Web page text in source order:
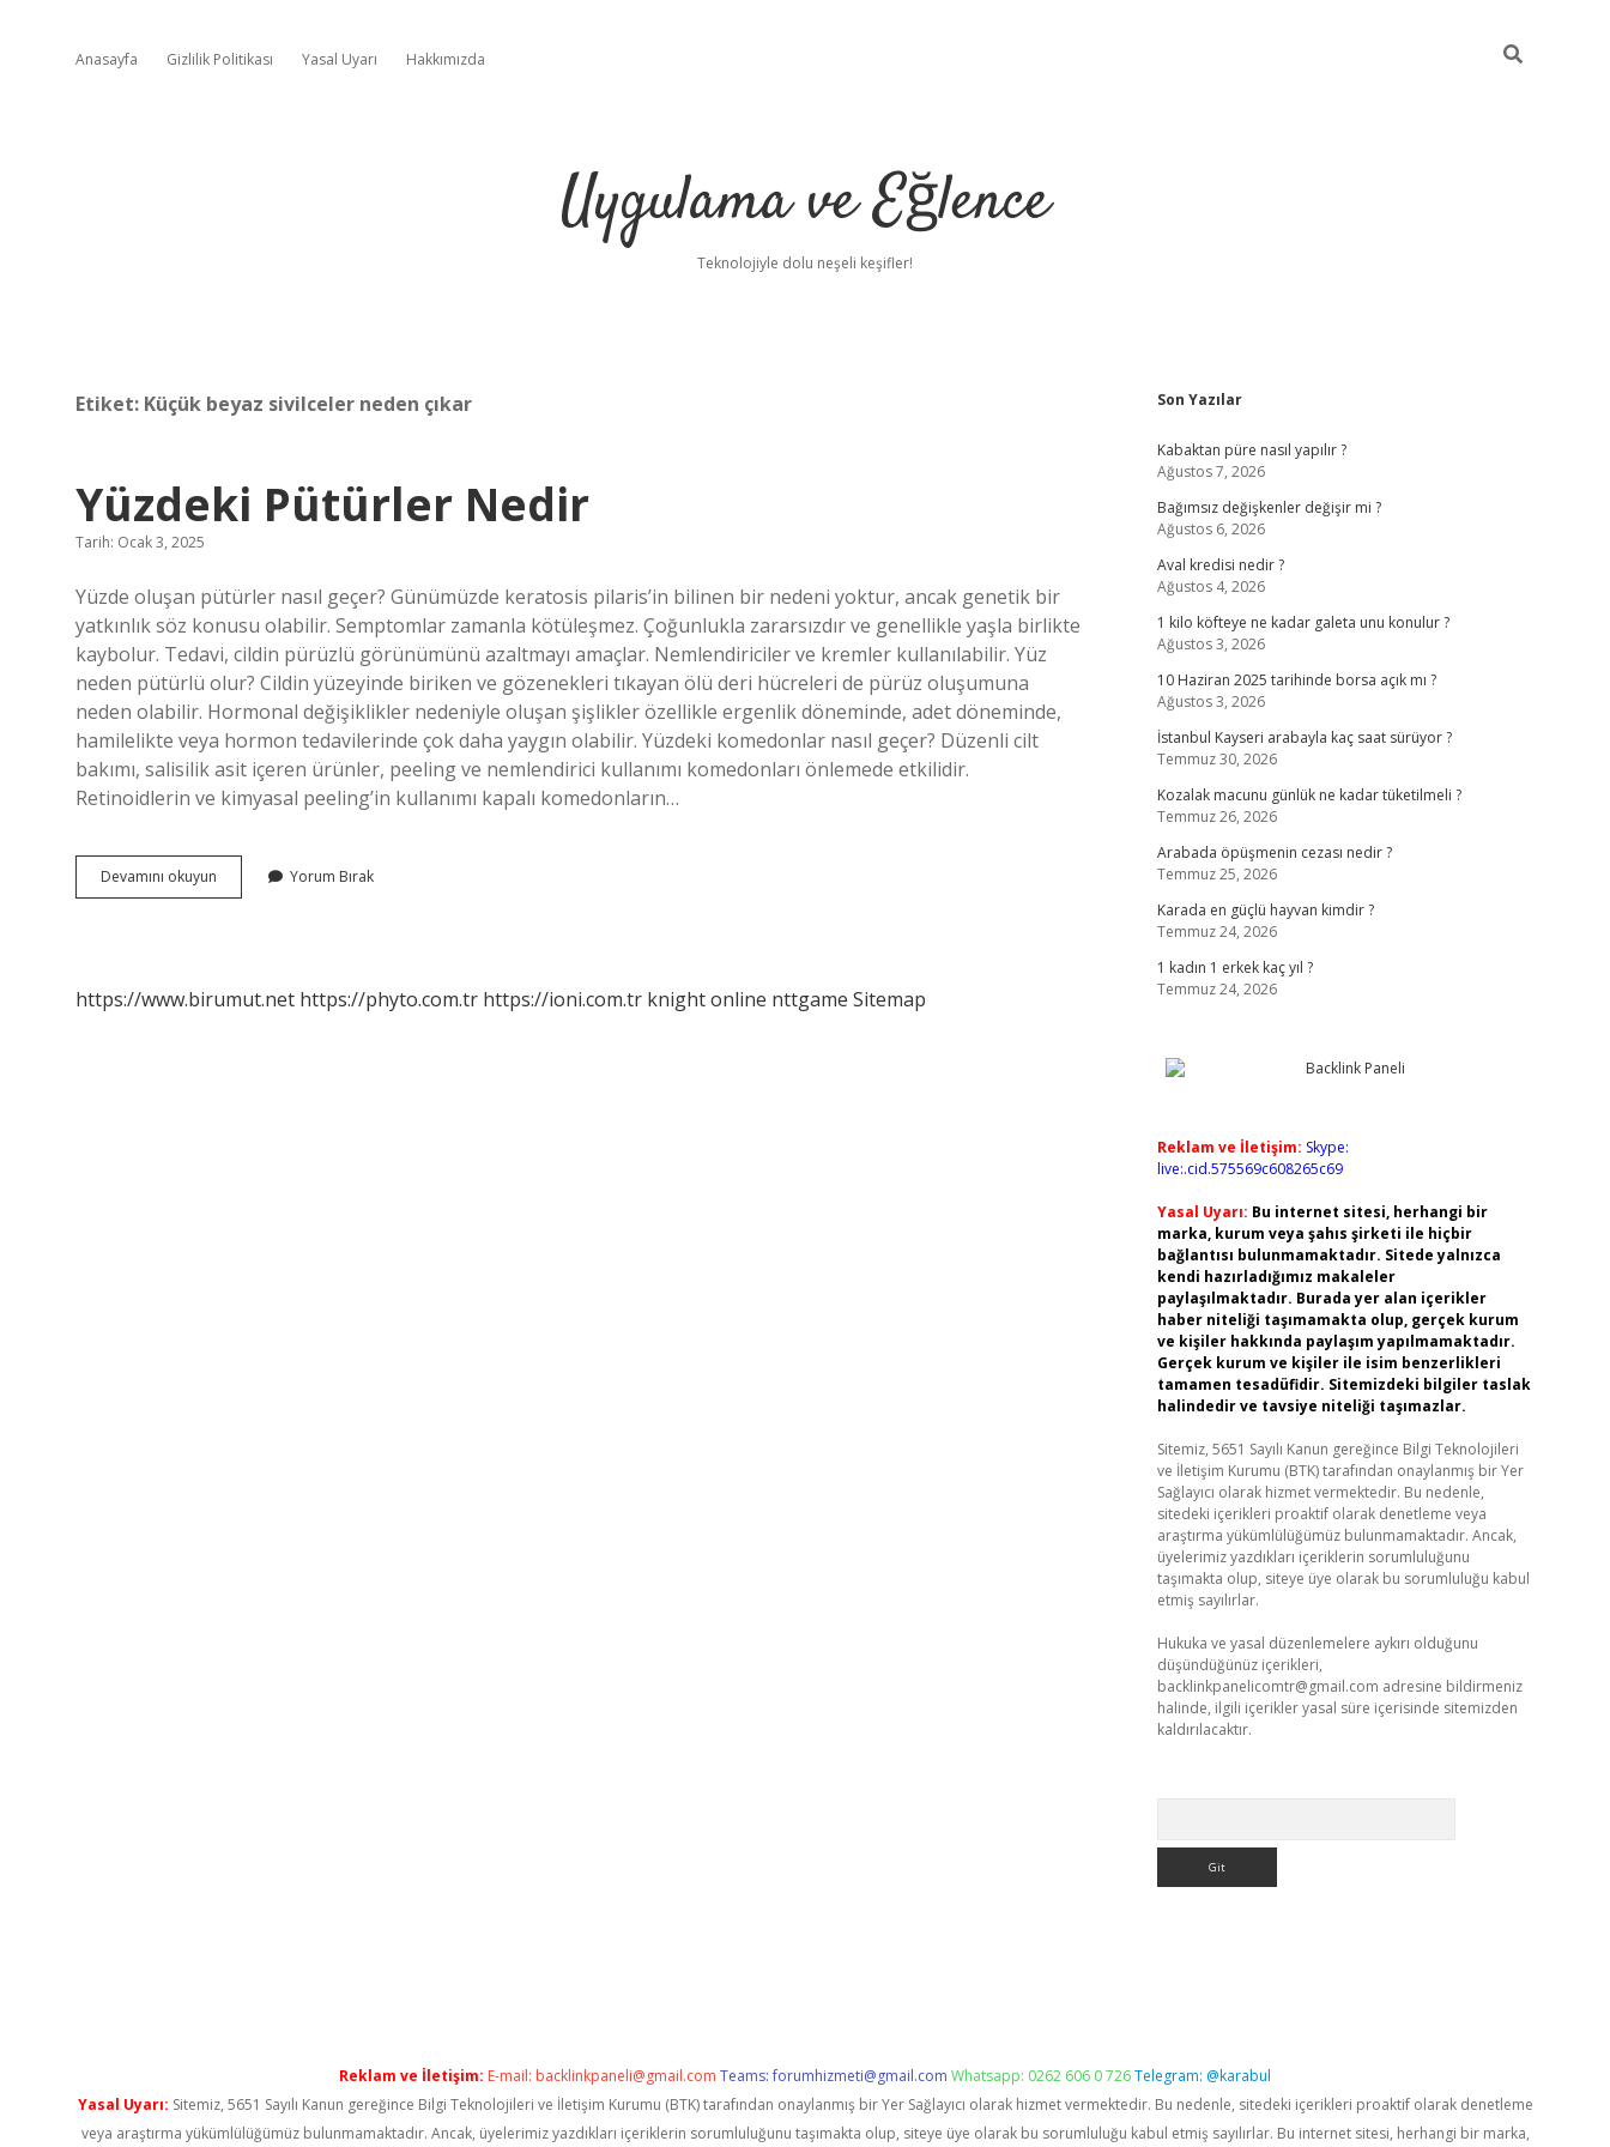
Anasayfa Gizlilik Politikası Yasal Uyarı Hakkımızda
Uygulama ve Eğlence
Teknolojiyle dolu neşeli keşifler!
Etiket: Küçük beyaz sivilceler neden çıkar
Yüzdeki Pütürler Nedir
Tarih: Ocak 3, 2025
Yüzde oluşan pütürler nasıl geçer? Günümüzde keratosis pilaris’in bilinen bir nedeni yoktur, ancak genetik bir
yatkınlık söz konusu olabilir. Semptomlar zamanla kötüleşmez. Çoğunlukla zararsızdır ve genellikle yaşla birlikte
kaybolur. Tedavi, cildin pürüzlü görünümünü azaltmayı amaçlar. Nemlendiriciler ve kremler kullanılabilir. Yüz
neden pütürlü olur? Cildin yüzeyinde biriken ve gözenekleri tıkayan ölü deri hücreleri de pürüz oluşumuna
neden olabilir. Hormonal değişiklikler nedeniyle oluşan şişlikler özellikle ergenlik döneminde, adet döneminde,
hamilelikte veya hormon tedavilerinde çok daha yaygın olabilir. Yüzdeki komedonlar nasıl geçer? Düzenli cilt
bakımı, salisilik asit içeren ürünler, peeling ve nemlendirici kullanımı komedonları önlemede etkilidir.
Retinoidlerin ve kimyasal peeling’in kullanımı kapalı komedonların…
Devamını okuyun
Pütürler
Yorum Bırak
https://www.birumut.net https://phyto.com.tr https://ioni.com.tr knight online nttgame Sitemap
Sidebar
Son Yazılar
Kabaktan püre nasıl yapılır ?
Ağustos 7, 2026
Bağımsız değişkenler değişir mi ?
Ağustos 6, 2026
Aval kredisi nedir ?
Ağustos 4, 2026
1 kilo köfteye ne kadar galeta unu konulur ?
Ağustos 3, 2026
10 Haziran 2025 tarihinde borsa açık mı ?
Ağustos 3, 2026
İstanbul Kayseri arabayla kaç saat sürüyor ?
Temmuz 30, 2026
Kozalak macunu günlük ne kadar tüketilmeli ?
Temmuz 26, 2026
Arabada öpüşmenin cezası nedir ?
Temmuz 25, 2026
Karada en güçlü hayvan kimdir ?
Temmuz 24, 2026
1 kadın 1 erkek kaç yıl ?
Temmuz 24, 2026
Reklam ve İletişim: Skype:
live:.cid.575569c608265c69
Yasal Uyarı: Bu internet sitesi, herhangi bir
marka, kurum veya şahıs şirketi ile hiçbir
bağlantısı bulunmamaktadır. Sitede yalnızca
kendi hazırladığımız makaleler
paylaşılmaktadır. Burada yer alan içerikler
haber niteliği taşımamakta olup, gerçek kurum
ve kişiler hakkında paylaşım yapılmamaktadır.
Gerçek kurum ve kişiler ile isim benzerlikleri
tamamen tesadüfidir. Sitemizdeki bilgiler taslak
halindedir ve tavsiye niteliği taşımazlar.
Sitemiz, 5651 Sayılı Kanun gereğince Bilgi Teknolojileri
ve İletişim Kurumu (BTK) tarafından onaylanmış bir Yer
Sağlayıcı olarak hizmet vermektedir. Bu nedenle,
sitedeki içerikleri proaktif olarak denetleme veya
araştırma yükümlülüğümüz bulunmamaktadır. Ancak,
üyelerimiz yazdıkları içeriklerin sorumluluğunu
taşımakta olup, siteye üye olarak bu sorumluluğu kabul
etmiş sayılırlar.
Hukuka ve yasal düzenlemelere aykırı olduğunu
düşündüğünüz içerikleri,
backlinkpanelicomtr@gmail.com adresine bildirmeniz
halinde, ilgili içerikler yasal süre içerisinde sitemizden
kaldırılacaktır.
Reklam ve İletişim: E-mail: backlinkpaneli@gmail.com Teams:forumhizmeti@gmail.com Whatsapp: 0262 606 0 726Telegram: @karabul
Yasal Uyarı: Sitemiz, 5651 Sayılı Kanun gereğince Bilgi Teknolojileri ve İletişim Kurumu (BTK) tarafından onaylanmış bir Yer Sağlayıcı olarak hizmet vermektedir. Bu nedenle, sitedeki içerikleri proaktif olarak denetleme
veya araştırma yükümlülüğümüz bulunmamaktadır. Ancak, üyelerimiz yazdıkları içeriklerin sorumluluğunu taşımakta olup, siteye üye olarak bu sorumluluğu kabul etmiş sayılırlar. Bu internet sitesi, herhangi bir marka,